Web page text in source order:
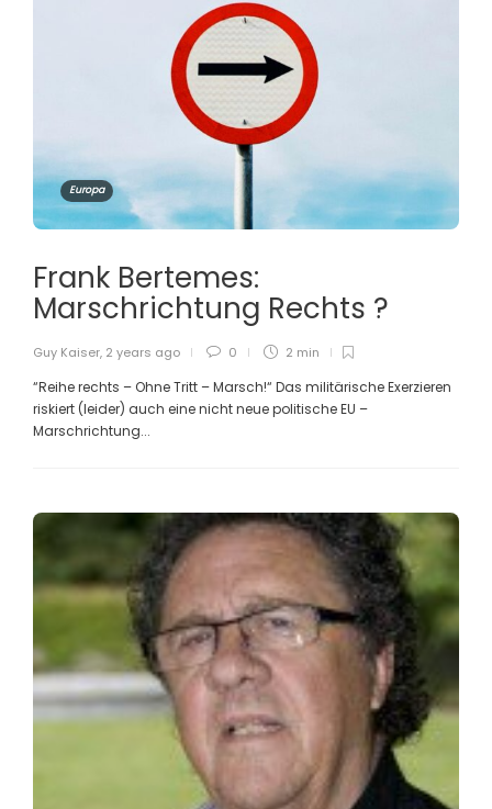
Europa
Frank Bertemes:
Marschrichtung Rechts ?
Guy Kaiser, 2 years ago 0 2 min
“Reihe rechts – Ohne Tritt – Marsch!“ Das militärische Exerzieren
riskiert (leider) auch eine nicht neue politische EU –
Marschrichtung...